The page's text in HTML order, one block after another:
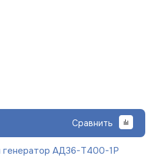
Сравнить
генератор АД36-Т400-1Р